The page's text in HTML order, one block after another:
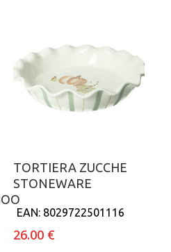
Aggiungi al carrello
TORTIERA ZUCCHE
STONEWARE
EAN: 8029722501116
26.00 €